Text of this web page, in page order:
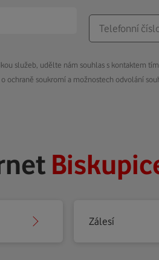
služeb, udělte nám souhlas s kontaktem
ochraně soukromí a možnostech odvolání
Zálesí